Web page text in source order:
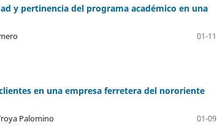
y pertinencia del programa académico en una
01-11
en una empresa ferretera del nororiente
Palomino
01-09